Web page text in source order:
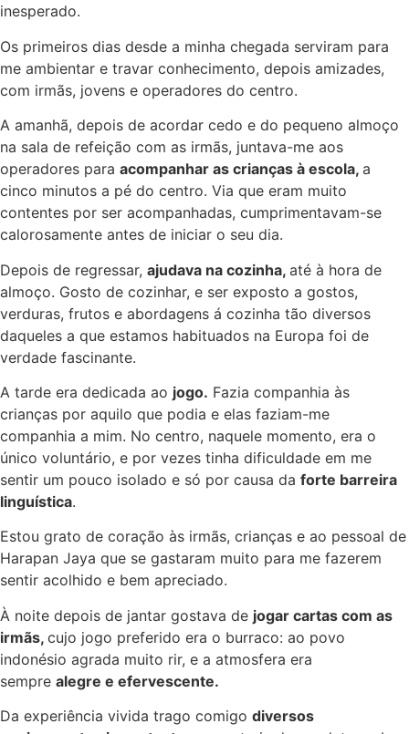
inesperado.
Os primeiros dias desde a minha chegada serviram para
me ambientar e travar conhecimento, depois amizades,
com irmãs, jovens e operadores do centro.
A amanhã, depois de acordar cedo e do pequeno almoço
na sala de refeição com as irmãs, juntava-me aos
operadores para acompanhar as crianças à escola, a
cinco minutos a pé do centro. Via que eram muito
contentes por ser acompanhadas, cumprimentavam-se
calorosamente antes de iniciar o seu dia.
Depois de regressar, ajudava na cozinha, até à hora de
almoço. Gosto de cozinhar, e ser exposto a gostos,
verduras, frutos e abordagens á cozinha tão diversos
daqueles a que estamos habituados na Europa foi de
verdade fascinante.
A tarde era dedicada ao jogo. Fazia companhia às
crianças por aquilo que podia e elas faziam-me
companhia a mim. No centro, naquele momento, era o
único voluntário, e por vezes tinha dificuldade em me
sentir um pouco isolado e só por causa da forte barreira
linguística.
Estou grato de coração às irmãs, crianças e ao pessoal de
Harapan Jaya que se gastaram muito para me fazerem
sentir acolhido e bem apreciado.
À noite depois de jantar gostava de jogar cartas com as
irmãs, cujo jogo preferido era o burraco: ao povo
indonésio agrada muito rir, e a atmosfera era
sempre alegre e efervescente.
Da experiência vivida trago comigo diversos